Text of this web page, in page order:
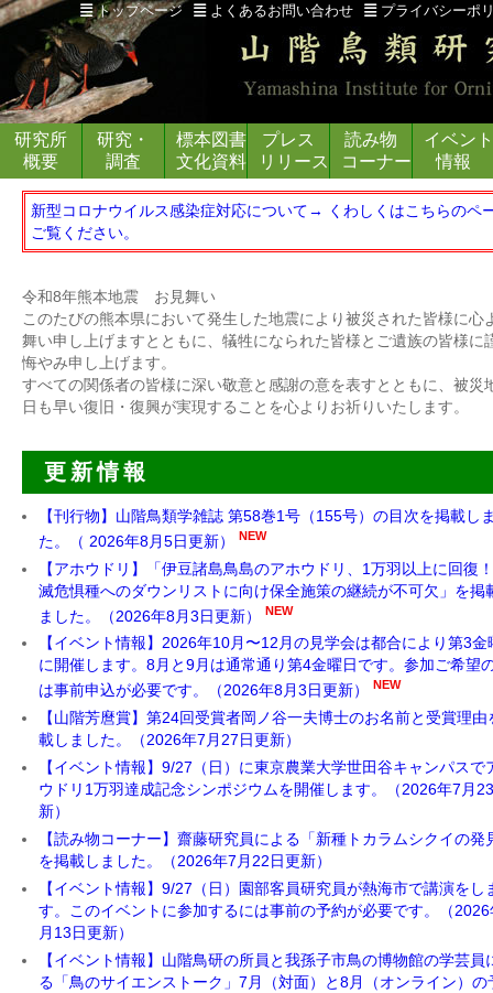
トップページ よくあるお問い合わせ プライバシーポ
鳥
類
学
（鳥
学）
研
究
機
関
山
鳥
究
研究所
概要
研究・
調査
標本図書
文化資料
プレス
リリース
読み物
コーナー
イベント
情報
新型コロナウイルス感染症対応について→ くわしくはこちらのペ
ご覧ください。
令和8年熊本地震 お見舞い
このたびの熊本県において発生した地震により被災された皆様に心
舞い申し上げますとともに、犠牲になられた皆様とご遺族の皆様に
悔やみ申し上げます。
すべての関係者の皆様に深い敬意と感謝の意を表すとともに、被災
日も早い復旧・復興が実現することを心よりお祈りいたします。
更新情報
【刊行物】山階鳥類学雑誌 第58巻1号（155号）の目次を掲載し
た。（ 2026年8月5日更新）
NEW
【アホウドリ】「伊豆諸島鳥島のアホウドリ、1万羽以上に回復
滅危惧種へのダウンリストに向け保全施策の継続が不可欠」を掲
ました。（2026年8月3日更新）
NEW
【イベント情報】2026年10月〜12月の見学会は都合により第3金
に開催します。8月と9月は通常通り第4金曜日です。参加ご希望
は事前申込が必要です。（2026年8月3日更新）
NEW
【山階芳麿賞】第24回受賞者岡ノ谷一夫博士のお名前と受賞理由
載しました。（2026年7月27日更新）
【イベント情報】9/27（日）に東京農業大学世田谷キャンパスで
ウドリ1万羽達成記念シンポジウムを開催します。（2026年7月
新）
【読み物コーナー】齋藤研究員による「新種トカラムシクイの発
を掲載しました。（2026年7月22日更新）
【イベント情報】9/27（日）園部客員研究員が熱海市で講演をし
す。このイベントに参加するには事前の予約が必要です。（2026
月13日更新）
【イベント情報】山階鳥研の所員と我孫子市鳥の博物館の学芸員
る「鳥のサイエンストーク」7月（対面）と8月（オンライン）の